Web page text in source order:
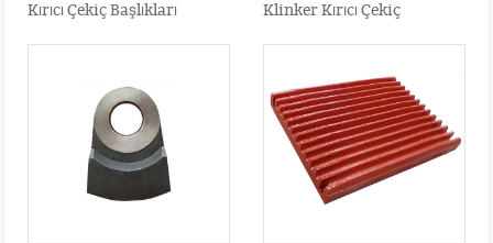
Kırıcı Çekiç Başlıkları Klinker Kırıcı Çekiç